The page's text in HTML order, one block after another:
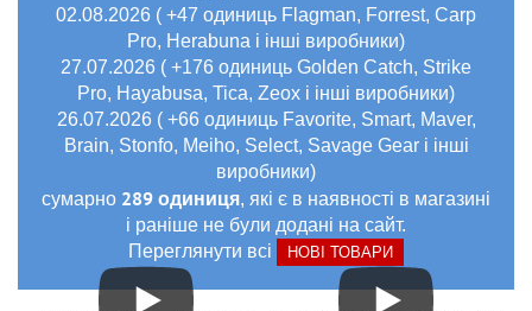
02.08.2026 ( +47 одиниць Flagman, Forrest, Carp
Pro, Herabuna і інші виробники)
27.07.2026 ( +176 одиниць Golden Catch, Strike
Pro, Hayabusa, Tica, Zeox і інші виробники)
26.07.2026 ( +66 одиниць Favorite, Smart, Maver,
Brain, Stonfo, Meiho, Select, Savage Gear і інші
виробники)
сумарно 289 одиниця, які є в наявності в магазині
і раніше не були додані на сайт.
Переглянути всі
НОВІ ТОВАРИ